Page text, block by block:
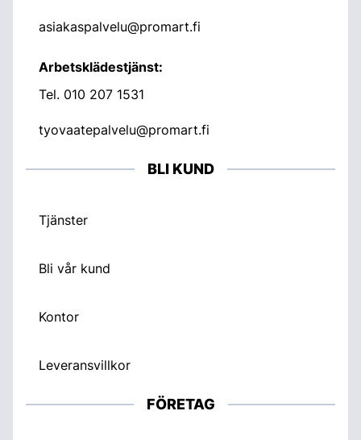
asiakaspalvelu@promart.fi
Arbetsklädestjänst:
Tel. 010 207 1531
tyovaatepalvelu@promart.fi
BLI KUND
Tjänster
Bli vår kund
Kontor
Leveransvillkor
FÖRETAG